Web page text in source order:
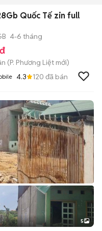
Quốc Tế zin full
4-6 tháng
(P. Phương Liệt mới)
4.3 120 đã bán
5